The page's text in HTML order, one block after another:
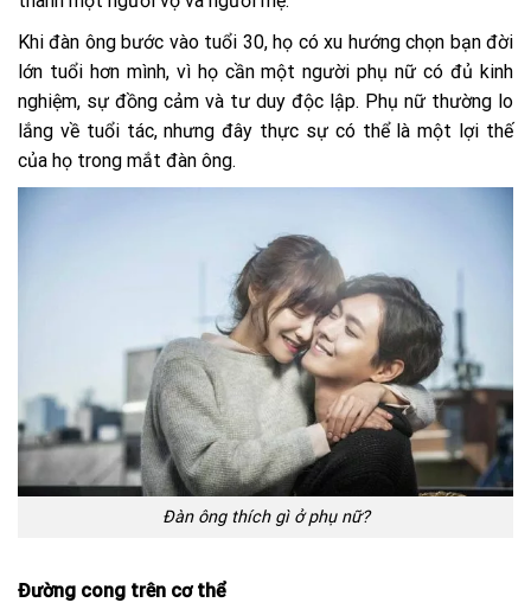
Khi đàn ông bước vào tuổi 30, họ có xu hướng chọn bạn đời
lớn tuổi hơn mình, vì họ cần một người phụ nữ có đủ kinh
nghiệm, sự đồng cảm và tư duy độc lập. Phụ nữ thường lo
lắng về tuổi tác, nhưng đây thực sự có thể là một lợi thế
của họ trong mắt đàn ông.
Đàn ông thích gì ở phụ nữ?
Đường cong trên cơ thể